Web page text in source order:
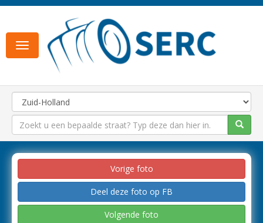
Toggle
navigation
Vorige foto
Deel deze foto op FB
Volgende foto